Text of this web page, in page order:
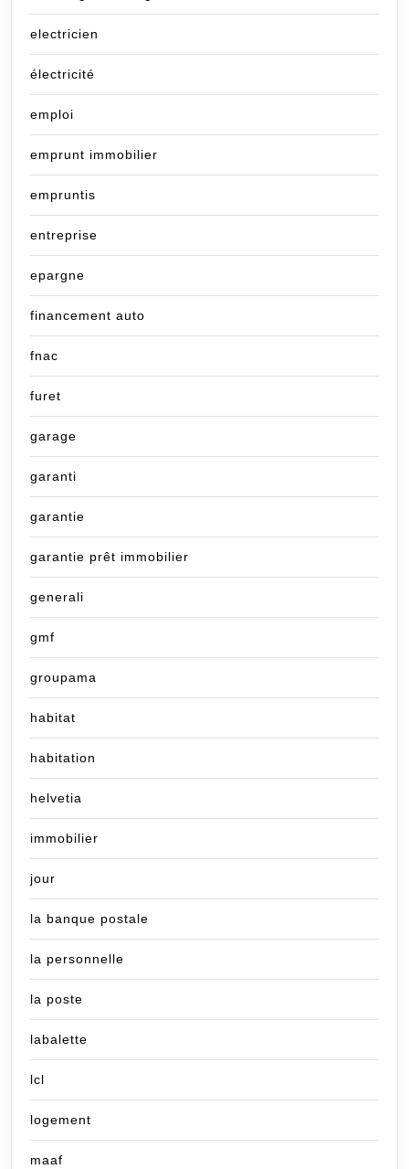
electricien
électricité
emploi
emprunt immobilier
empruntis
entreprise
epargne
financement auto
fnac
furet
garage
garanti
garantie
garantie prêt immobilier
generali
gmf
groupama
habitat
habitation
helvetia
immobilier
jour
la banque postale
la personnelle
la poste
labalette
lcl
logement
maaf